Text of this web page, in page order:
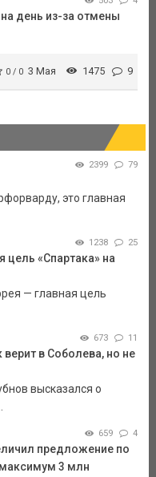
день из-за отмены
0 / 0 3 Мая 1475 9
2399 79
это главная
1238 25
цель «Спартака» на
— главная цель
673 11
в Соболева, но не
высказался о
659 4
предложение по
максимум 3 млн